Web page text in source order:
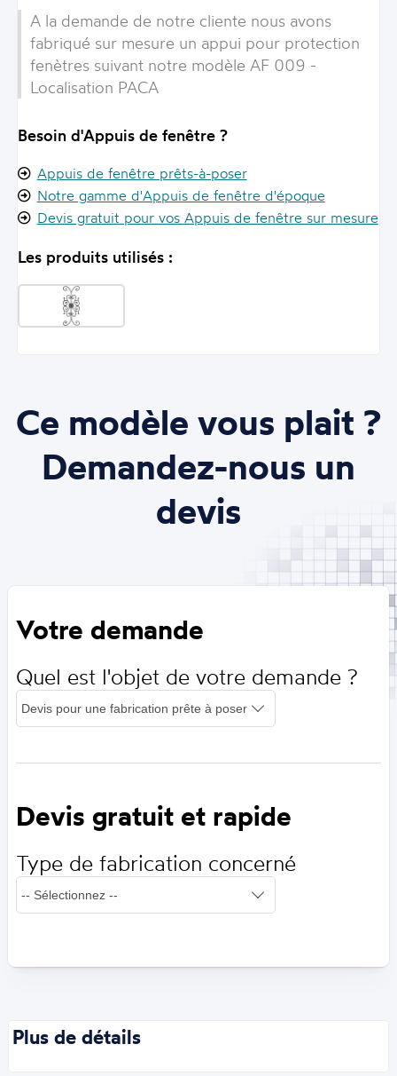
A la demande de notre cliente nous avons
fabriqué sur mesure un appui pour protection
fenètres suivant notre modèle AF 009 -
Localisation PACA
Besoin d'Appuis de fenêtre ?
Appuis de fenêtre prêts-à-poser
Notre gamme d'Appuis de fenêtre d'époque
Devis gratuit pour vos Appuis de fenêtre sur mesure
Les produits utilisés :
Ce modèle vous plait ?
Demandez-nous un
devis
Votre demande
Quel est l'objet de votre demande ?
Devis gratuit et rapide
Type de fabrication concerné
Plus de détails